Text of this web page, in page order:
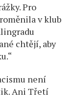
Pro
v klub
chtějí, aby
není
Ani Třetí